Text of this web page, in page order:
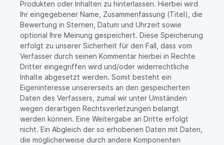
Produkten oder Inhalten zu hinterlassen. Hierbei wird
Ihr eingegebener Name, Zusammenfassung (Titel), die
Bewertung in Sternen, Datum und Uhrzeit sowie
optional Ihre Meinung gespeichert. Diese Speicherung
erfolgt zu unserer Sicherheit für den Fall, dass vom
Verfasser durch seinen Kommentar hierbei in Rechte
Dritter eingegriffen wird und/oder widerrechtliche
Inhalte abgesetzt werden. Somit besteht ein
Eigeninteresse unsererseits an den gespeicherten
Daten des Verfassers, zumal wir unter Umständen
wegen derartigen Rechtsverletzungen belangt
werden können. Eine Weitergabe an Dritte erfolgt
nicht. Ein Abgleich der so erhobenen Daten mit Daten,
die möglicherweise durch andere Komponenten